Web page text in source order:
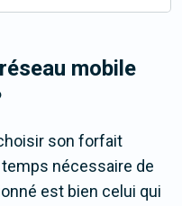
mobile
son forfait
nécessaire de
est bien celui qui